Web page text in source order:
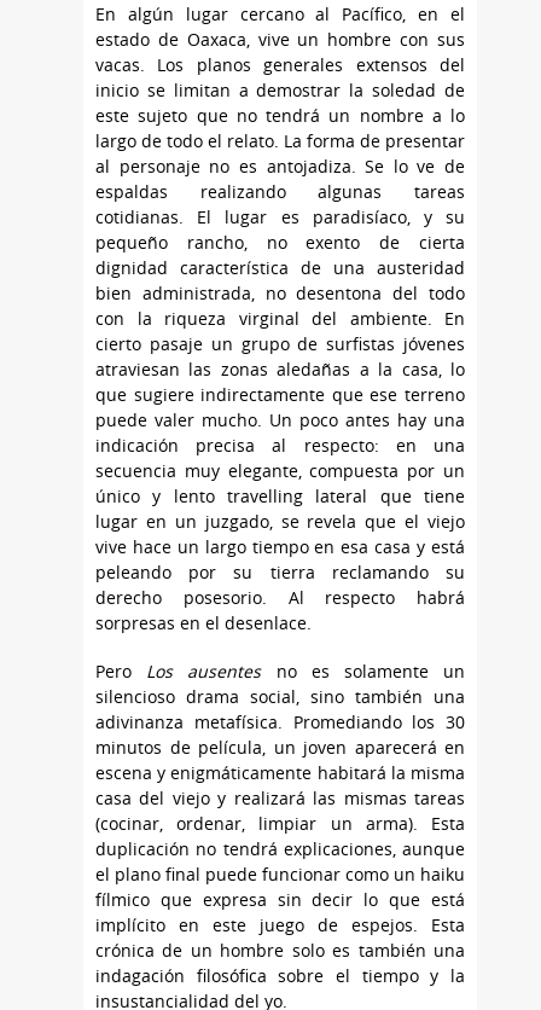
En algún lugar cercano al Pacífico, en el
estado de Oaxaca, vive un hombre con sus
vacas. Los planos generales extensos del
inicio se limitan a demostrar la soledad de
este sujeto que no tendrá un nombre a lo
largo de todo el relato. La forma de presentar
al personaje no es antojadiza. Se lo ve de
espaldas realizando algunas tareas
cotidianas. El lugar es paradisíaco, y su
pequeño rancho, no exento de cierta
dignidad característica de una austeridad
bien administrada, no desentona del todo
con la riqueza virginal del ambiente. En
cierto pasaje un grupo de surfistas jóvenes
atraviesan las zonas aledañas a la casa, lo
que sugiere indirectamente que ese terreno
puede valer mucho. Un poco antes hay una
indicación precisa al respecto: en una
secuencia muy elegante, compuesta por un
único y lento travelling lateral que tiene
lugar en un juzgado, se revela que el viejo
vive hace un largo tiempo en esa casa y está
peleando por su tierra reclamando su
derecho posesorio. Al respecto habrá
sorpresas en el desenlace.
Pero Los ausentes no es solamente un
silencioso drama social, sino también una
adivinanza metafísica. Promediando los 30
minutos de película, un joven aparecerá en
escena y enigmáticamente habitará la misma
casa del viejo y realizará las mismas tareas
(cocinar, ordenar, limpiar un arma). Esta
duplicación no tendrá explicaciones, aunque
el plano final puede funcionar como un haiku
fílmico que expresa sin decir lo que está
implícito en este juego de espejos. Esta
crónica de un hombre solo es también una
indagación filosófica sobre el tiempo y la
insustancialidad del yo.